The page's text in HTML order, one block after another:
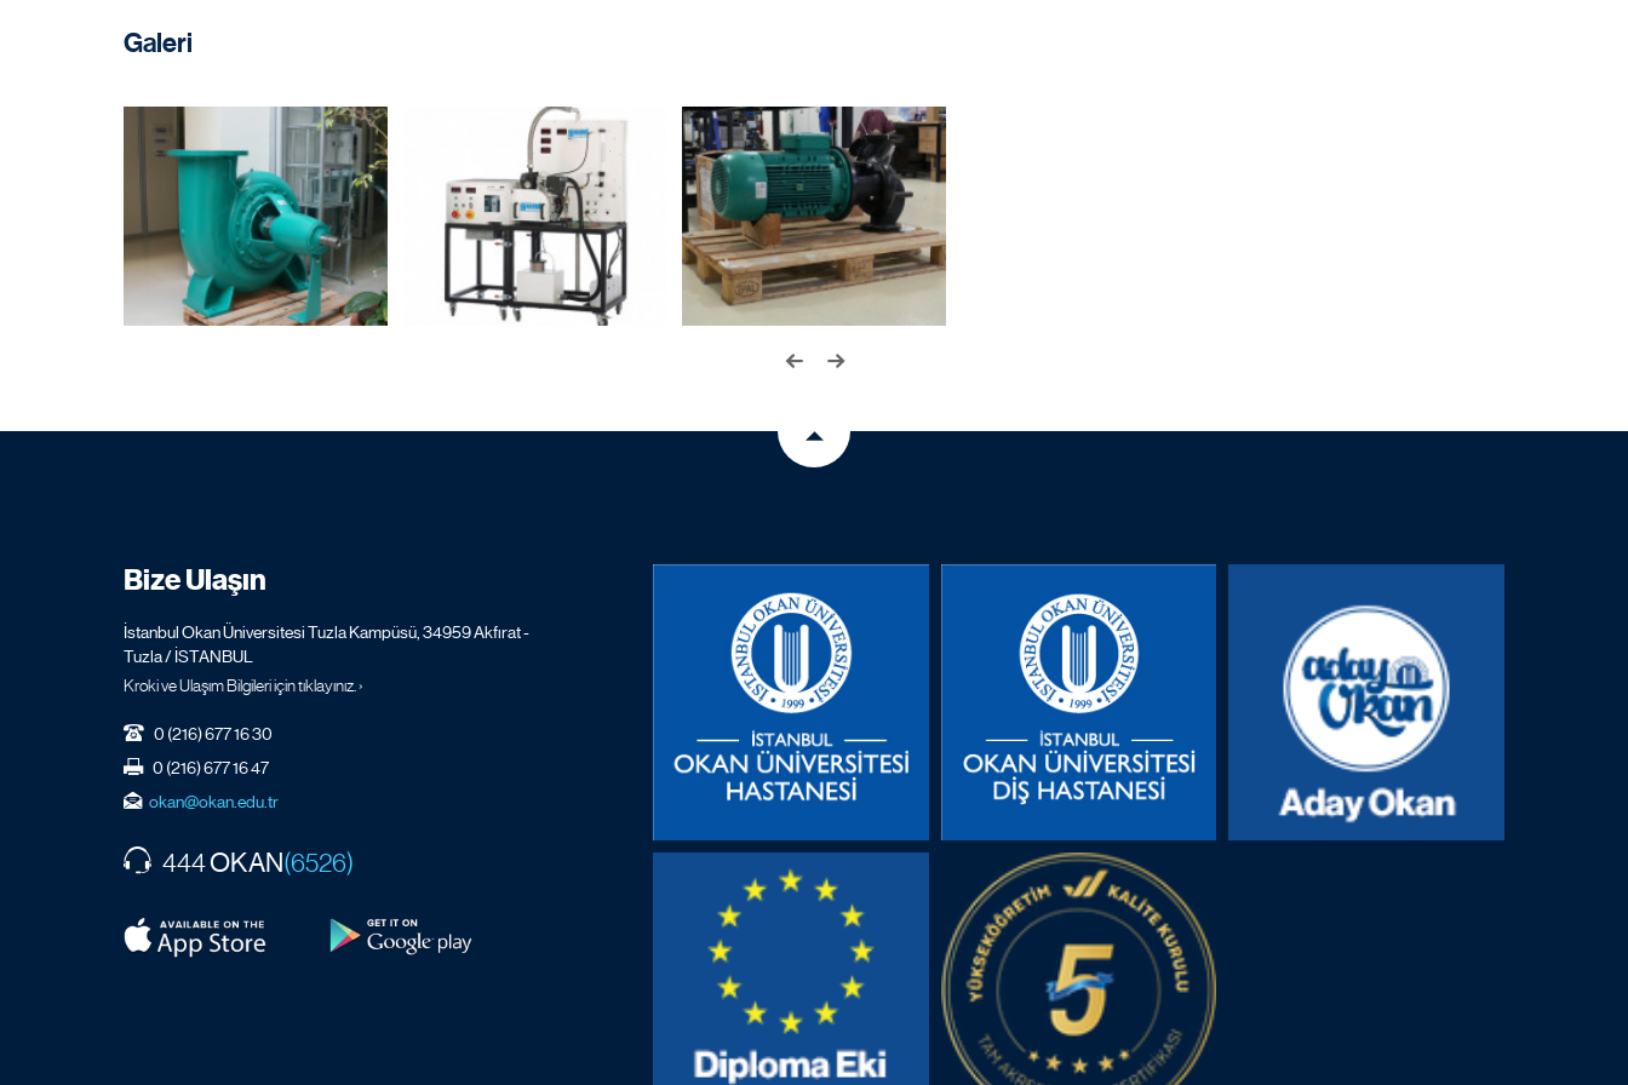
Galeri
Bize Ulaşın
İstanbul Okan Üniversitesi Tuzla Kampüsü, 34959 Akfırat -
Tuzla / İSTANBUL
Kroki ve Ulaşım Bilgileri için tıklayınız. ›
0 (216) 677 16 30
0 (216) 677 16 47
okan@okan.edu.tr
444OKAN(6526)